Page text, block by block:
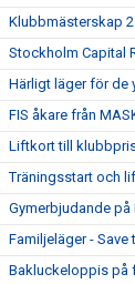
Klubbmästerskap
Stockholm Capital
Härligt läger för de
FIS åkare från
Liftkort till
Träningsstart och
Gymerbjudande på
Familjeläger - Save
Bakluckeloppis på